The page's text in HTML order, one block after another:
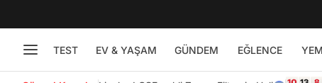
TEST EV & YAŞAM GÜNDEM EĞLENCE